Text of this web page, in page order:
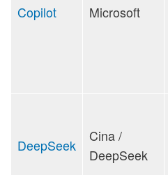
Copilot
Microsoft
DeepSeek
Cina /
DeepSeek